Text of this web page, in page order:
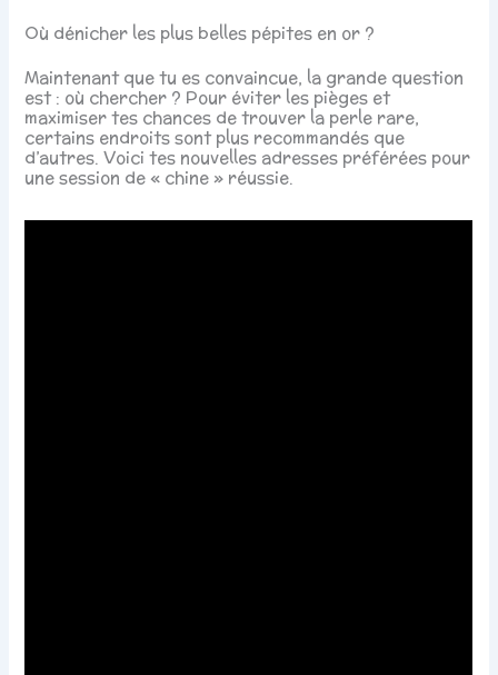
Où dénicher les plus belles pépites en or ?
Maintenant que tu es convaincue, la grande question
est : où chercher ? Pour éviter les pièges et
maximiser tes chances de trouver la perle rare,
certains endroits sont plus recommandés que
d’autres. Voici tes nouvelles adresses préférées pour
une session de « chine » réussie.